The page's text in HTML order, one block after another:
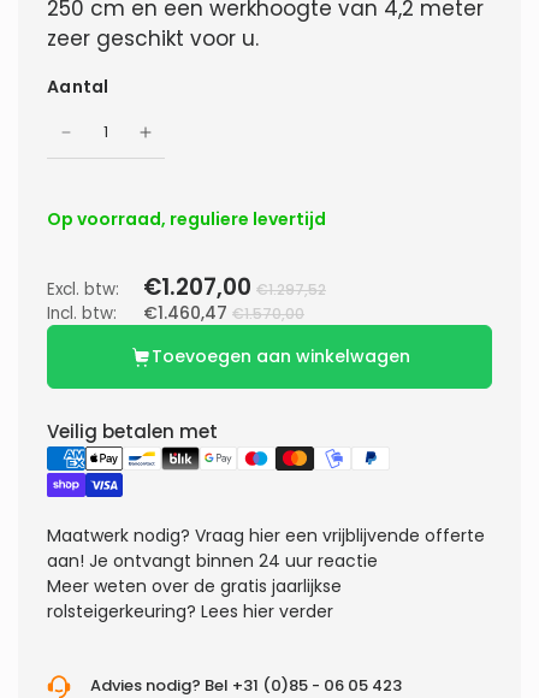
250 cm en een werkhoogte van 4,2 meter
zeer geschikt voor u.
Aantal
Op voorraad, reguliere levertijd
Excl. btw: €1.207,00 €1.297,52
Incl. btw: €1.460,47 €1.570,00
Toevoegen aan winkelwagen
Veilig betalen met
Maatwerk nodig?Vraag hier een vrijblijvende offerte
aan! Je ontvangt binnen 24 uur reactie
Meer weten over de gratis jaarlijkse
rolsteigerkeuring?Lees hier verder
Advies nodig? Bel +31 (0)85 - 06 05 423